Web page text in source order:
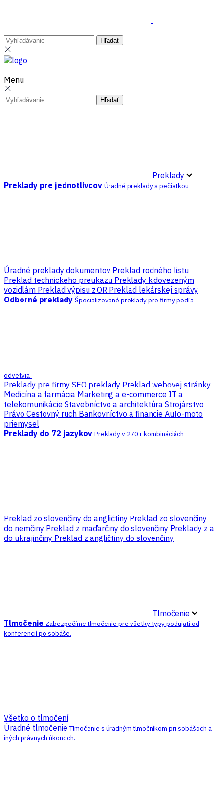
Menu
Preklady
Preklady pre jednotlivcov Úradné preklady s pečiatkou
Úradné preklady dokumentov Preklad rodného listu
Preklad technického preukazu Preklady k dovezeným
vozidlám Preklad výpisu z OR Preklad lekárskej správy
Odborné preklady Špecializované preklady pre firmy podľa
odvetvia
Preklady pre firmy SEO preklady Preklad webovej stránky
Medicína a farmácia Marketing a e-commerce IT a
telekomunikácie Stavebníctvo a architektúra Strojárstvo
Právo Cestovný ruch Bankovníctvo a financie Auto-moto
priemysel
Preklady do 72 jazykov Preklady v 270+ kombináciách
Preklad zo slovenčiny do angličtiny Preklad zo slovenčiny
do nemčiny Preklad z maďarčiny do slovenčiny Preklady z a
do ukrajinčiny Preklad z angličtiny do slovenčiny
Tlmočenie
Tlmočenie Zabezpečíme tlmočenie pre všetky typy podujatí od
konferencií po sobáše.
Všetko o tlmočení
Úradné tlmočenieTlmočenie s úradným tlmočníkom pri sobášoch a
iných právnych úkonoch.